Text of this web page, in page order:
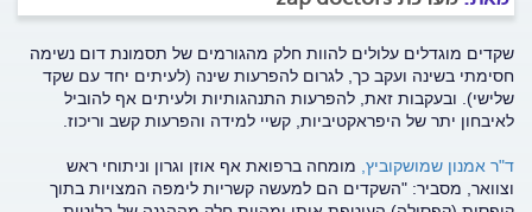
שקדים מוגדלים עלולים להוות חלק מהגורמים של תסמונת דום נשימה
חסימתי בשינה ועקב כך, לגרום להפרעות שינה (לעיתים יחד עם שקד
שלישי). ובעקבות זאת, להפרעות התנהגותיות ולעיתים אף להוביל
לאיבחון יתר של היפראקטיביות, קשיי למידה והפרעות קשב וריכוז.
ד"ר אמנון שמושקוביץ, מומחה ברפואת אף אוזן וגרון וניתוחי ראש
וצוואר, מסביר: "השקדים הם למעשה קשריות לימפה המצויות בתוך